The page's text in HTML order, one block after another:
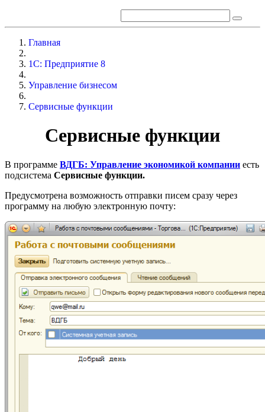
Главная
1С: Предприятие 8
Управление бизнесом
Сервисные функции
Сервисные функции
В программе ВДГБ: Управление экономикой компании есть
подсистема Сервисные функции.
Предусмотрена возможность отправки писем сразу через
программу на любую электронную почту: